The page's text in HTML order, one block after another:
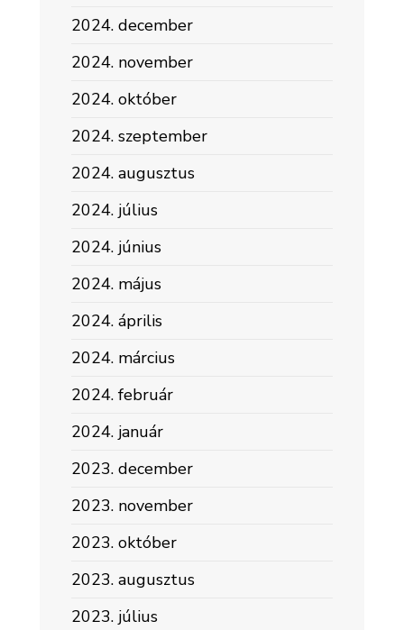
2024. december
2024. november
2024. október
2024. szeptember
2024. augusztus
2024. július
2024. június
2024. május
2024. április
2024. március
2024. február
2024. január
2023. december
2023. november
2023. október
2023. augusztus
2023. július